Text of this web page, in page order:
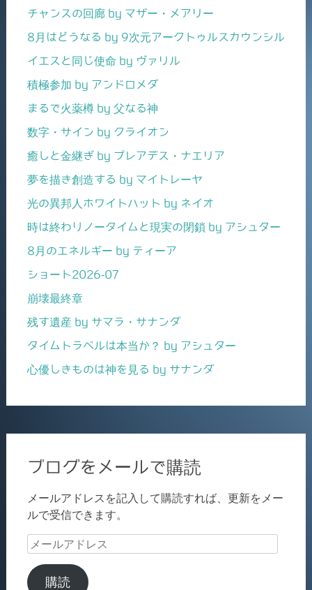
チャンスの回廊 by マザー・メアリー
8月はどうなる by 9次元アークトゥルスカウンシル
イエスと同じ使命 by ヴァリル
積極参加 by アンドロメダ
まるで火薬樽 by 父なる神
数字・サイン by クライオン
癒しと金継ぎ by プレアデス・ナエリア
夢を描き創造する by マイトレーヤ
光の異邦人ホワイトハット by ネイオ
時は終わりノータイムと現実の閉鎖 by アシュター
8月のエネルギー by ティーア
ショート2026-07
崩壊最終章
残す遺産 by サマラ・サナンダ
タイムトラベルは本当か？ by アシュター
心優しきものは神を見る by サナンダ
ブログをメールで購読
メールアドレスを記入して購読すれば、更新をメー
ルで受信できます。
メ
ル
購読